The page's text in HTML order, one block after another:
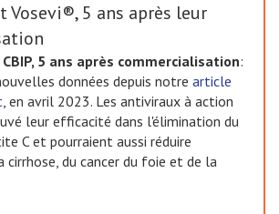
Vosevi®, 5 ans après leur
5 ans après commercialisation:
données depuis notre article
, en avril 2023. Les antiviraux à action
leur efficacité dans l'élimination du
C et pourraient aussi réduire
cirrhose, du cancer du foie et de la